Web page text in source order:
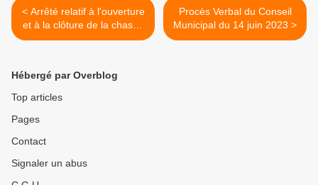
< Arrêté relatif à l'ouverture
et à la clôture de la chasse
pour la saison 2023 et 2024
Procès Verbal du Conseil
Municipal du 14 juin 2023 >
Hébergé par Overblog
Top articles
Pages
Contact
Signaler un abus